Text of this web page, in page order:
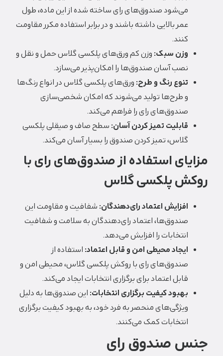
می‌شود صندوق‌های رای ساخته شده از این ماده، طول
عمر بالایی داشته باشند و در برابر استفاده مکرر مقاومت
کنند.
وزن سبک: وزن کم ورق‌های پلکسی گلاس حمل و نقل و
نصب آسان صندوق‌ها را امکان‌پذیر می‌سازد.
تنوع رنگ و طرح: ورق‌های پلکسی گلاس در انواع رنگ‌ها
و طرح‌ها تولید می‌شوند که امکان شخصی‌سازی
صندوق‌های رای را فراهم می‌کند.
قابلیت تمیز کردن آسان: سطح صاف و صیقلی پلکسی
گلاس، تمیز کردن صندوق را بسیار آسان می‌کند.
مزایای استفاده از صندوق‌های رای با
روکش پلکسی گلاس
افزایش اعتماد رای‌دهندگان: شفافیت و مقاومت این
صندوق‌ها، اعتماد رای‌دهندگان به سلامت و شفافیت
انتخابات را افزایش می‌دهد.
ایجاد محیطی امن و قابل اعتماد: استفاده از
صندوق‌های رای با روکش پلکسی گلاس، محیطی امن و
قابل اعتماد برای برگزاری انتخابات ایجاد می‌کند.
بهبود کیفیت برگزاری انتخابات: این صندوق‌ها به دلیل
ویژگی‌های منحصر به فرد خود، به بهبود کیفیت برگزاری
انتخابات کمک می‌کنند.
جنس صندوق رای